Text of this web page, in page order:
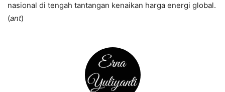
nasional di tengah tantangan kenaikan harga energi global.
(ant)